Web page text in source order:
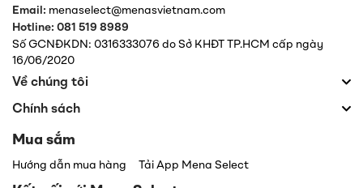
Email: menaselect@menasvietnam.com
Hotline: 081 519 8989
Số GCNĐKDN: 0316333076 do Sở KHĐT TP.HCM cấp ngày
16/06/2020
Về chúng tôi
Chính sách
Mua sắm
Hướng dẫn mua hàng Tải App Mena Select